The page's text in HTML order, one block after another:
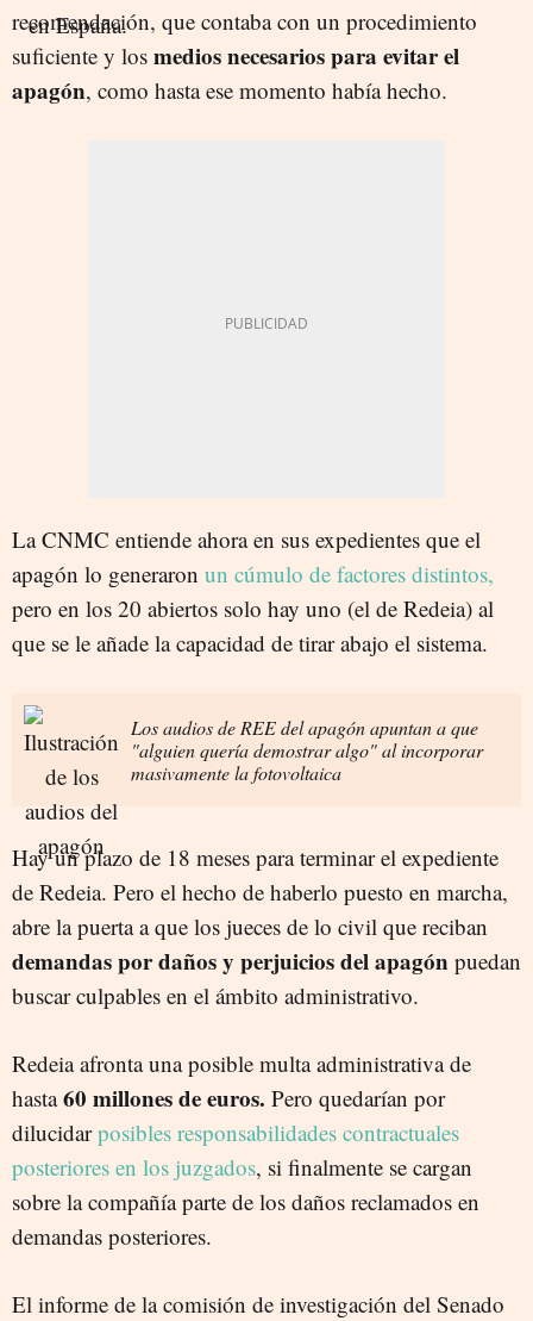
recomendación, que contaba con un procedimiento
suficiente y los medios necesarios para evitar el
apagón, como hasta ese momento había hecho.
La CNMC entiende ahora en sus expedientes que el
apagón lo generaron un cúmulo de factores distintos,
pero en los 20 abiertos solo hay uno (el de Redeia) al
que se le añade la capacidad de tirar abajo el sistema.
Los audios de REE del apagón apuntan a que
"alguien quería demostrar algo" al incorporar
masivamente la fotovoltaica
Hay un plazo de 18 meses para terminar el expediente
de Redeia. Pero el hecho de haberlo puesto en marcha,
abre la puerta a que los jueces de lo civil que reciban
demandas por daños y perjuicios del apagón puedan
buscar culpables en el ámbito administrativo.
Redeia afronta una posible multa administrativa de
hasta60 millones de euros. Pero quedarían por
dilucidarposibles responsabilidades contractuales
posteriores en los juzgados, si finalmente se cargan
sobre la compañía parte de los daños reclamados en
demandas posteriores.
El informe de la comisión de investigación del Senado